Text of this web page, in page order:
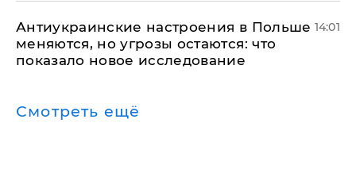
Антиукраинские настроения в Польше
меняются, но угрозы остаются: что
показало новое исследование
14:01
Смотреть ещё